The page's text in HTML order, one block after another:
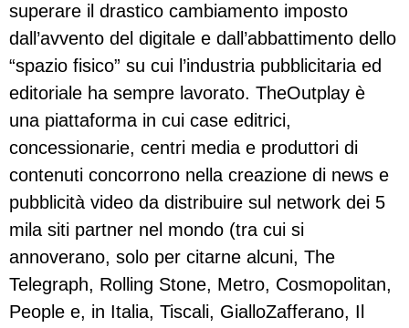
superare il drastico cambiamento imposto
dall’avvento del digitale e dall’abbattimento dello
“spazio fisico” su cui l’industria pubblicitaria ed
editoriale ha sempre lavorato. TheOutplay è
una piattaforma in cui case editrici,
concessionarie, centri media e produttori di
contenuti concorrono nella creazione di news e
pubblicità video da distribuire sul network dei 5
mila siti partner nel mondo (tra cui si
annoverano, solo per citarne alcuni, The
Telegraph, Rolling Stone, Metro, Cosmopolitan,
People e, in Italia, Tiscali, GialloZafferano, Il